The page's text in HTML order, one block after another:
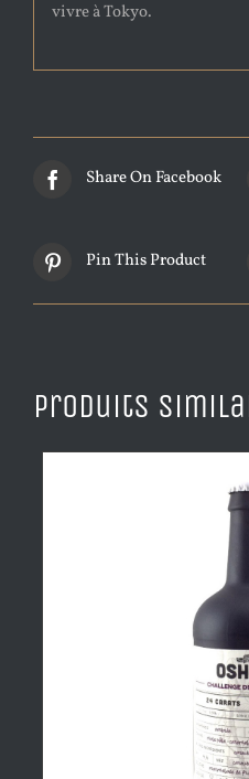
vivre à Tokyo.
Share On Facebook
Pin This Product
Produits